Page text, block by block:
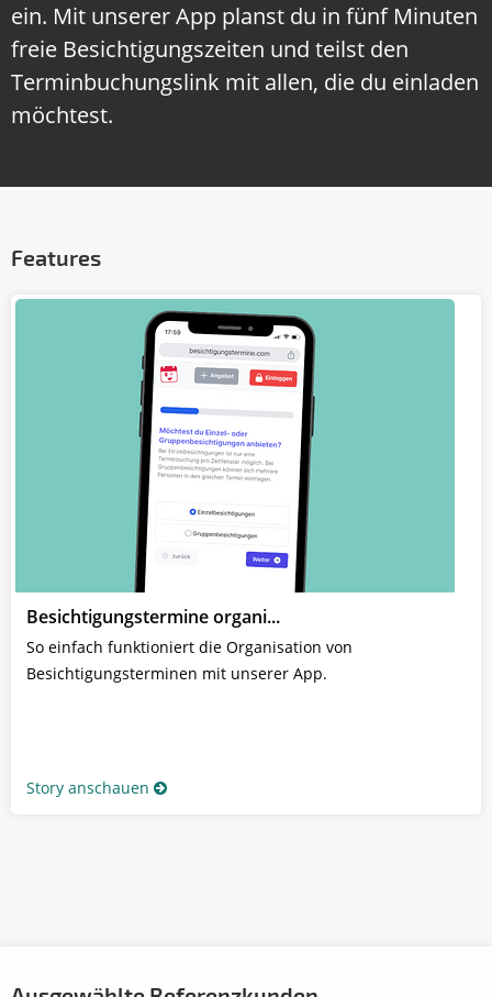
ein. Mit unserer App planst du in fünf Minuten
freie Besichtigungszeiten und teilst den
Terminbuchungslink mit allen, die du einladen
möchtest.
Features
Besichtigungstermine organi...
So einfach funktioniert die Organisation von
Besichtigungsterminen mit unserer App.
Story anschauen